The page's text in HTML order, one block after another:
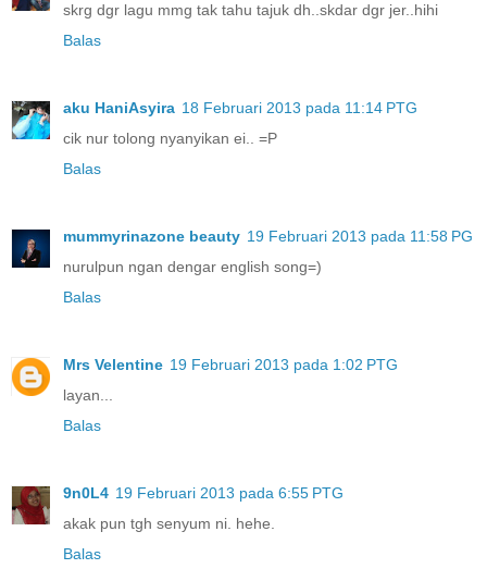
skrg dgr lagu mmg tak tahu tajuk dh..skdar dgr jer..hihi
Balas
aku HaniAsyira 18 Februari 2013 pada 11:14 PTG
cik nur tolong nyanyikan ei.. =P
Balas
mummyrinazone beauty 19 Februari 2013 pada 11:58 PG
nurulpun ngan dengar english song=)
Balas
Mrs Velentine 19 Februari 2013 pada 1:02 PTG
layan...
Balas
9n0L4 19 Februari 2013 pada 6:55 PTG
akak pun tgh senyum ni. hehe.
Balas